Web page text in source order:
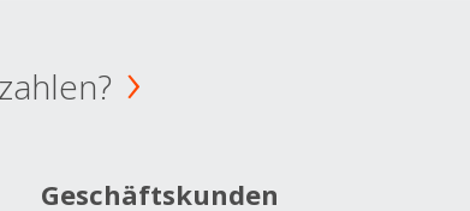
Geschäftskunden